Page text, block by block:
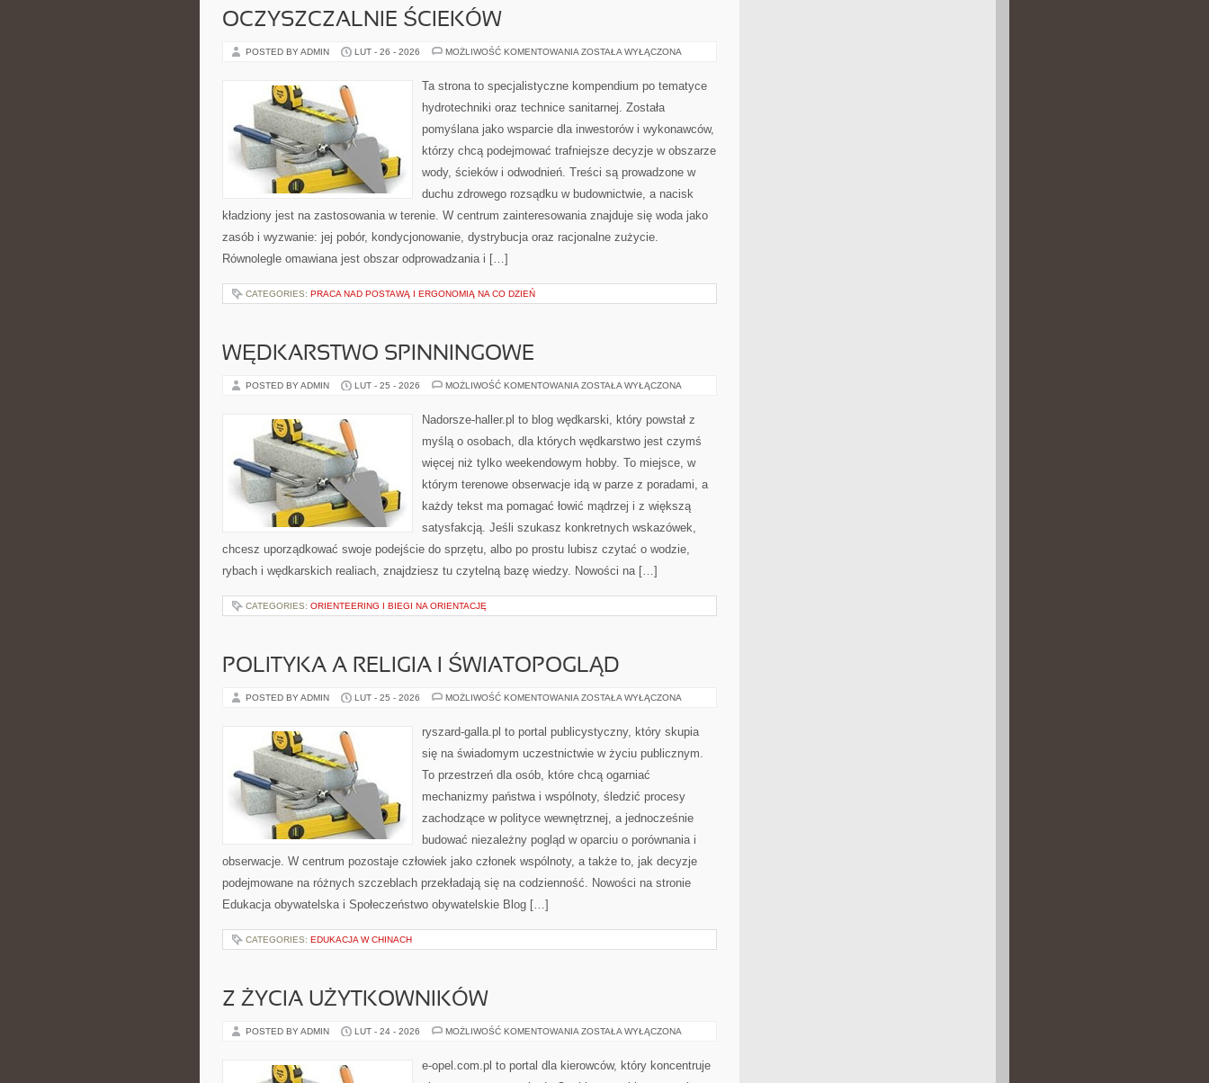
OCZYSZCZALNIE ŚCIEKÓW
POSTED BY ADMIN LUT - 26 - 2026 MOŻLIWOŚĆ KOMENTOWANIA OCZYSZCZALNIE
ZOSTAŁA WYŁĄCZONA
Ta strona to specjalistyczne kompendium po tematyce
hydrotechniki oraz technice sanitarnej. Została
pomyślana jako wsparcie dla inwestorów i wykonawców,
którzy chcą podejmować trafniejsze decyzje w obszarze
wody, ścieków i odwodnień. Treści są prowadzone w
duchu zdrowego rozsądku w budownictwie, a nacisk
kładziony jest na zastosowania w terenie. W centrum zainteresowania znajduje się woda jako
zasób i wyzwanie: jej pobór, kondycjonowanie, dystrybucja oraz racjonalne zużycie.
Równolegle omawiana jest obszar odprowadzania i […]
CATEGORIES: PRACA NAD POSTAWĄ I ERGONOMIĄ NA CO DZIEŃ
WĘDKARSTWO SPINNINGOWE
POSTED BY ADMIN LUT - 25 - 2026 MOŻLIWOŚĆ KOMENTOWANIA WĘDKARSTWO
ZOSTAŁA WYŁĄCZONA
Nadorsze-haller.pl to blog wędkarski, który powstał z
myślą o osobach, dla których wędkarstwo jest czymś
więcej niż tylko weekendowym hobby. To miejsce, w
którym terenowe obserwacje idą w parze z poradami, a
każdy tekst ma pomagać łowić mądrzej i z większą
satysfakcją. Jeśli szukasz konkretnych wskazówek,
chcesz uporządkować swoje podejście do sprzętu, albo po prostu lubisz czytać o wodzie,
rybach i wędkarskich realiach, znajdziesz tu czytelną bazę wiedzy. Nowości na […]
CATEGORIES: ORIENTEERING I BIEGI NA ORIENTACJĘ
POLITYKA A RELIGIA I ŚWIATOPOGLĄD
POSTED BY ADMIN LUT - 25 - 2026 MOŻLIWOŚĆ KOMENTOWANIA POLITYKA
ŚWIATOPOGLĄD
ZOSTAŁA WYŁĄCZONA
ryszard-galla.pl to portal publicystyczny, który skupia
się na świadomym uczestnictwie w życiu publicznym.
To przestrzeń dla osób, które chcą ogarniać
mechanizmy państwa i wspólnoty, śledzić procesy
zachodzące w polityce wewnętrznej, a jednocześnie
budować niezależny pogląd w oparciu o porównania i
obserwacje. W centrum pozostaje człowiek jako członek wspólnoty, a także to, jak decyzje
podejmowane na różnych szczeblach przekładają się na codzienność. Nowości na stronie
Edukacja obywatelska i Społeczeństwo obywatelskie Blog […]
CATEGORIES: EDUKACJA W CHINACH
Z ŻYCIA UŻYTKOWNIKÓW
POSTED BY ADMIN LUT - 24 - 2026 MOŻLIWOŚĆ KOMENTOWANIA Z
ZOSTAŁA WYŁĄCZONA
e-opel.com.pl to portal dla kierowców, który koncentruje